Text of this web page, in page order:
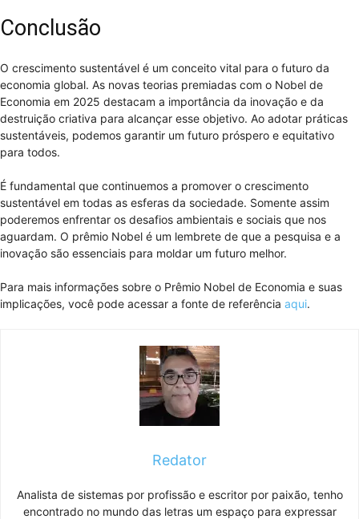
Conclusão
O crescimento sustentável é um conceito vital para o futuro da
economia global. As novas teorias premiadas com o Nobel de
Economia em 2025 destacam a importância da inovação e da
destruição criativa para alcançar esse objetivo. Ao adotar práticas
sustentáveis, podemos garantir um futuro próspero e equitativo
para todos.
É fundamental que continuemos a promover o crescimento
sustentável em todas as esferas da sociedade. Somente assim
poderemos enfrentar os desafios ambientais e sociais que nos
aguardam. O prêmio Nobel é um lembrete de que a pesquisa e a
inovação são essenciais para moldar um futuro melhor.
Para mais informações sobre o Prêmio Nobel de Economia e suas
implicações, você pode acessar a fonte de referência aqui.
Redator
Analista de sistemas por profissão e escritor por paixão, tenho
encontrado no mundo das letras um espaço para expressar